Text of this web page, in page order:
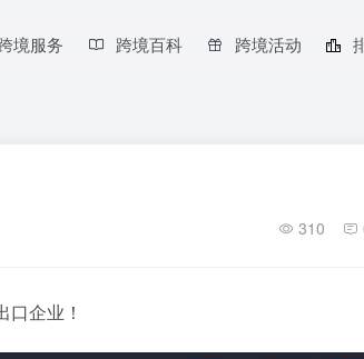
境服务 跨境百科 跨境活动
310
企业！